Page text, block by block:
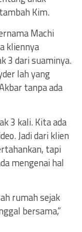
Kim.
Machi
kliennya
3 dari suaminya.
lah yang
tanpa ada
3 kali. Kita ada
Jadi dari klien
tapi
mengenai hal
rumah sejak
bersama,”